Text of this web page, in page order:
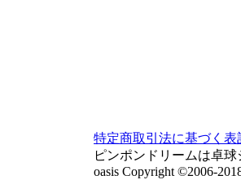
特定商取引法に基づく表
ピンポンドリームは卓
oasis Copyright ©2006-